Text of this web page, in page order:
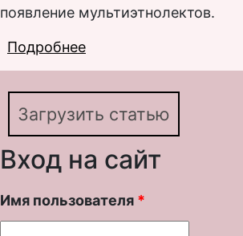
появление мультиэтнолектов.
Подробнее
вариативности
Загрузить статью
Вход на сайт
Имя пользователя *